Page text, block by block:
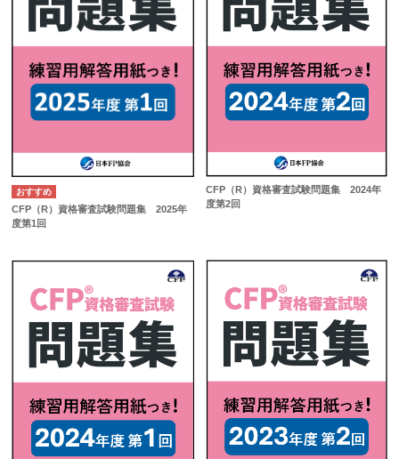
CFP（R）資格審査試験問題集 2025年
度第1回
CFP（R）資格審査試験問題集 2024年
度第2回